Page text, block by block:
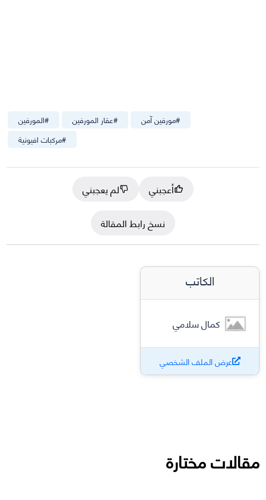
#المورفين #عقار المورفين #مورفين آمن
#مركبات افيونية
أعجبني
لم يعجبني
نسخ رابط المقالة
الكاتب
كمال سلامي
عرض الملف الشخصي
مقالات مختارة